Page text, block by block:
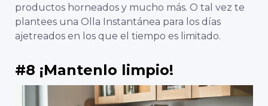
productos horneados y mucho más. O tal vez te
plantees una Olla Instantánea para los días
ajetreados en los que el tiempo es limitado.
#8 ¡Mantenlo limpio!